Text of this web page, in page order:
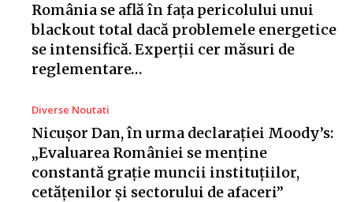
România se află în fața pericolului unui
blackout total dacă problemele energetice
se intensifică. Experții cer măsuri de
reglementare…
Diverse Noutati
Nicușor Dan, în urma declarației Moody’s:
„Evaluarea României se menține
constantă grație muncii instituțiilor,
cetățenilor și sectorului de afaceri”